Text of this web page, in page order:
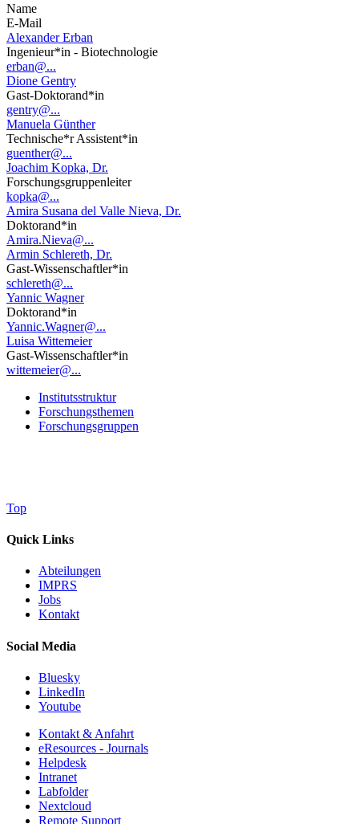
Name
E-Mail
Alexander Erban
Ingenieur*in - Biotechnologie
erban@...
Dione Gentry
Gast-Doktorand*in
gentry@...
Manuela Günther
Technische*r Assistent*in
guenther@...
Joachim Kopka, Dr.
Forschungsgruppenleiter
kopka@...
Amira Susana del Valle Nieva, Dr.
Doktorand*in
Amira.Nieva@...
Armin Schlereth, Dr.
Gast-Wissenschaftler*in
schlereth@...
Yannic Wagner
Doktorand*in
Yannic.Wagner@...
Luisa Wittemeier
Gast-Wissenschaftler*in
wittemeier@...
Institutsstruktur
Forschungsthemen
Forschungsgruppen
Top
Quick Links
Abteilungen
IMPRS
Jobs
Kontakt
Social Media
Bluesky
LinkedIn
Youtube
Kontakt & Anfahrt
eResources - Journals
Helpdesk
Intranet
Labfolder
Nextcloud
Remote Support